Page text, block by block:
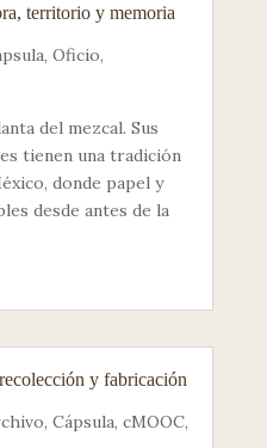
territorio y memoria
, Oficio,
del mezcal. Sus
tienen una tradición
donde papel y
desde antes de la
y fabricación
, Cápsula, cMOOC,